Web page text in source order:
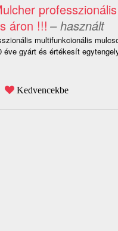
áron !!! – használt
multifunkcionális
gyárt és értékesít
Kedvencekbe